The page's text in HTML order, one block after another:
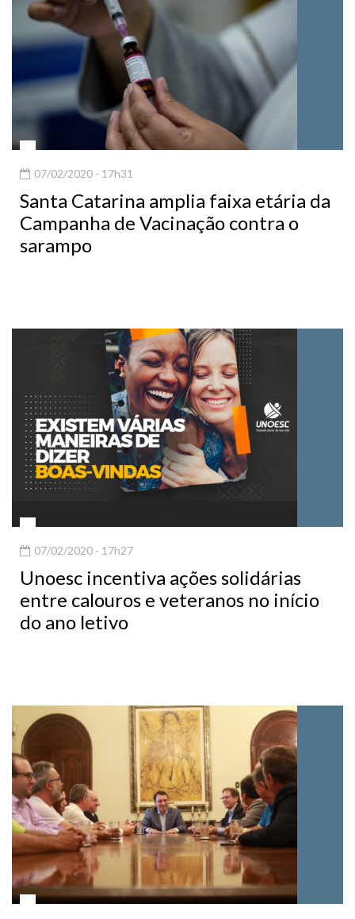
07/02/2020 - 17h31
Santa Catarina amplia faixa etária da
Campanha de Vacinação contra o
sarampo
07/02/2020 - 17h27
Unoesc incentiva ações solidárias
entre calouros e veteranos no início
do ano letivo